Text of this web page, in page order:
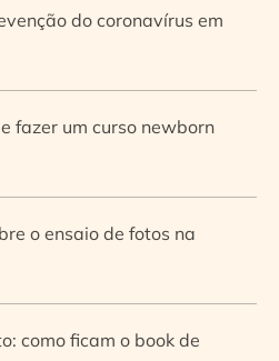
do coronavírus em
fazer um curso newborn
o ensaio de fotos na
como ficam o book de